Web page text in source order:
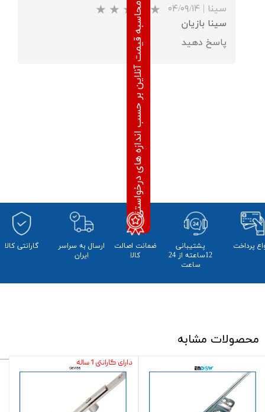
★
سینا | ۰۴/۰۹/۱۴
★★★★★
سینا بازیان
پاسخ دهید
محاسبه قیمت آنلاین بر حسب اندازه های درخواستی
پرداخت
پشتیبانی
12ساعته از 24
ساعت
ضمانت اصالت
کالا
​ارسال به سراسر
ایران
​​گارانتی کالا
محصولات مشابه
دارای گارانتی 1 ساله